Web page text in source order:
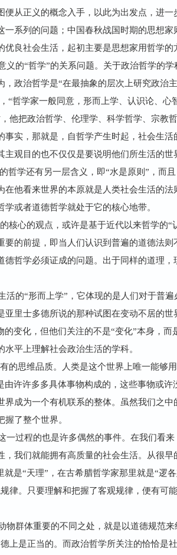
从正义的概念入手，以此为出发点，进
系列的问题；中国春秋战国时期的思想
良社会生活，起初主要是思想家用哲学的
的“哲学”的关系问题。关于政治哲学的
政治哲学是“在最抽象的层次上研究政
“哲学家一般同意，形而上学、认识论、
他把政治哲学、伦理学、科学哲学、宗教
实，那就是，自哲学产生时起，社会生
观目的也不仅仅是要说明他们所生活的
学还有另一层含义，即“水是原则”，而
他看来世界的本原就是人类社会生活的
或者道德哲学就处于它的核心地带。
核心的观点，或许是基于近代以来哲学的
要的前提，即当人们认识到普遍的道德法
德哲学必须证成的问题。出于同样的道理
的“形而上学”，它体现的是人们对于普
里士多德所说的那种试图在变动不居的世
变化，但他们关注的不是“变化”本身，
平上理解社会政治生活的学科。
的思维品质。人类是这个世界上唯一能够
许许多多具体事物构成的，这些事物或
成为一个有机联系的整体。虽然我们之
了整个世界。
过程的也是许多偶然的事件。在我们看
我们就能拥有高质量的社会生活。从很
是“天理”，在古希腊哲学家那里就是“逻
律。只要理解和把握了客观规律，便有可
群体重要的不同之处，就是以道德规范
上是正当的。而政治哲学所关注的恰恰是